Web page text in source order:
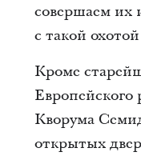
совершаем их
с такой
Кроме
Кворума
открытых